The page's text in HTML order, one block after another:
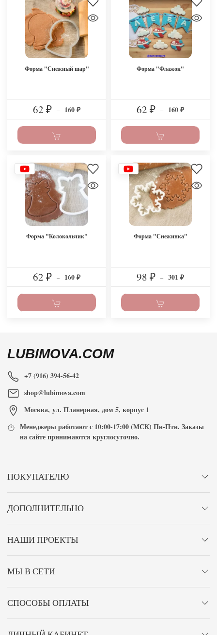
Форма "Снежный шар"
62 ₽ – 160 ₽
Форма "Флажок"
62 ₽ – 160 ₽
Форма "Колокольчик"
62 ₽ – 160 ₽
Форма "Снежинка"
98 ₽ – 301 ₽
LUBIMOVA.COM
+7 (916) 394-56-42
shop@lubimova.com
Москва, ул. Планерная, дом 5, корпус 1
Менеджеры работают с 10:00-17:00(МСК) Пн-Птн. Заказы
на сайте принимаются круглосуточно.
ПОКУПАТЕЛЮ
ДОПОЛНИТЕЛЬНО
НАШИ ПРОЕКТЫ
МЫ В СЕТИ
СПОСОБЫ ОПЛАТЫ